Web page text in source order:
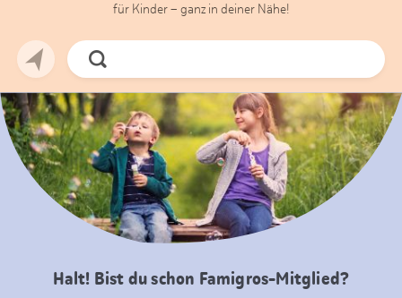
für Kinder – ganz in deiner Nähe!
Jetzt
Suchen
Halt! Bist du schon Famigros-Mitglied?